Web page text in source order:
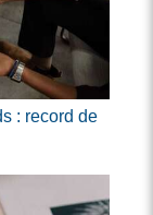
: record de